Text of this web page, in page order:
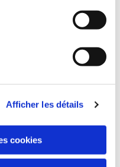
Afficher les détails
cookies